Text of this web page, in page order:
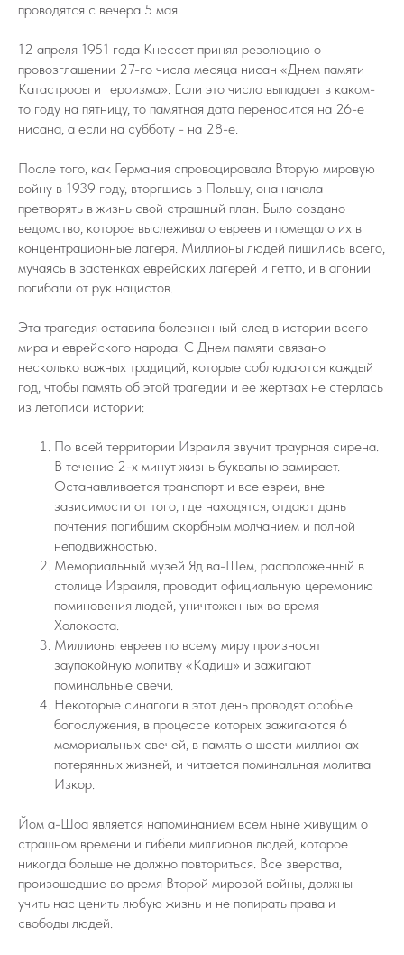
проводятся с вечера 5 мая.
12 апреля 1951 года Кнессет принял резолюцию о
провозглашении 27-го числа месяца нисан «Днем памяти
Катастрофы и героизма». Если это число выпадает в каком-
то году на пятницу, то памятная дата переносится на 26-е
нисана, а если на субботу - на 28-е.
После того, как Германия спровоцировала Вторую мировую
войну в 1939 году, вторгшись в Польшу, она начала
претворять в жизнь свой страшный план. Было создано
ведомство, которое выслеживало евреев и помещало их в
концентрационные лагеря. Миллионы людей лишились всего,
мучаясь в застенках еврейских лагерей и гетто, и в агонии
погибали от рук нацистов.
Эта трагедия оставила болезненный след в истории всего
мира и еврейского народа. С Днем памяти связано
несколько важных традиций, которые соблюдаются каждый
год, чтобы память об этой трагедии и ее жертвах не стерлась
из летописи истории:
По всей территории Израиля звучит траурная сирена.
В течение 2-х минут жизнь буквально замирает.
Останавливается транспорт и все евреи, вне
зависимости от того, где находятся, отдают дань
почтения погибшим скорбным молчанием и полной
неподвижностью.
Мемориальный музей Яд ва-Шем, расположенный в
столице Израиля, проводит официальную церемонию
поминовения людей, уничтоженных во время
Холокоста.
Миллионы евреев по всему миру произносят
заупокойную молитву «Кадиш» и зажигают
поминальные свечи.
Некоторые синагоги в этот день проводят особые
богослужения, в процессе которых зажигаются 6
мемориальных свечей, в память о шести миллионах
потерянных жизней, и читается поминальная молитва
Изкор.
Йом а-Шоа является напоминанием всем ныне живущим о
страшном времени и гибели миллионов людей, которое
никогда больше не должно повториться. Все зверства,
произошедшие во время Второй мировой войны, должны
учить нас ценить любую жизнь и не попирать права и
свободы людей.